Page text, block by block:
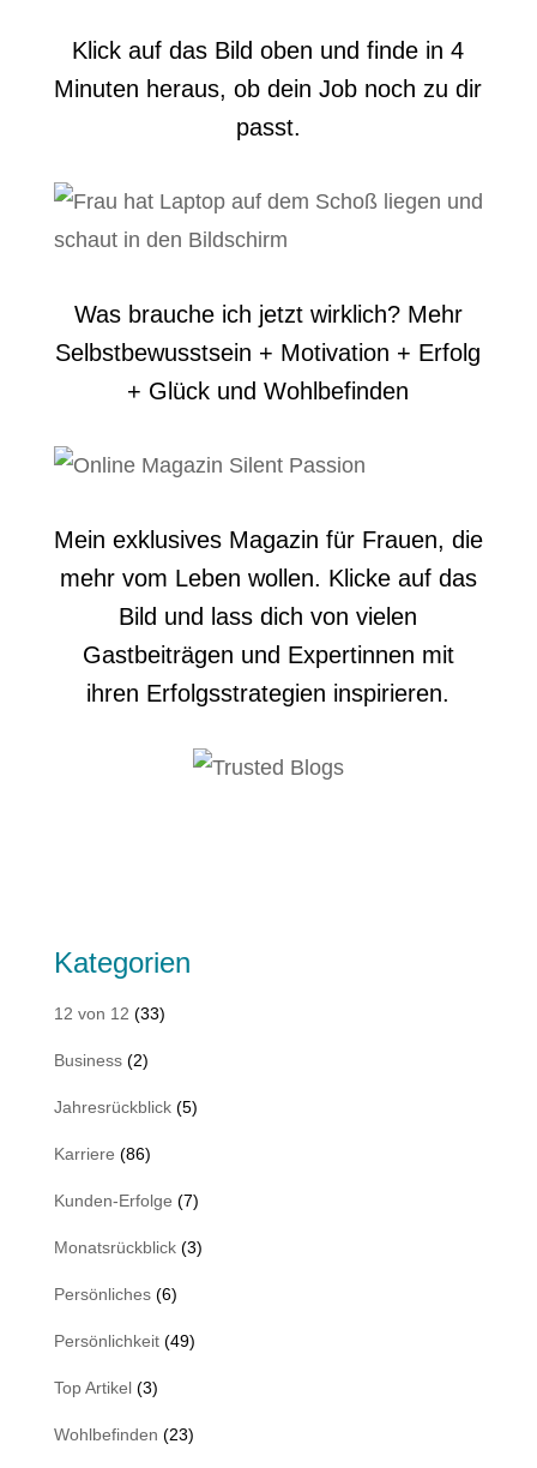
Klick auf das Bild oben und finde in 4
Minuten heraus, ob dein Job noch zu dir
passt.
Was brauche ich jetzt wirklich? Mehr
Selbstbewusstsein + Motivation + Erfolg
+ Glück und Wohlbefinden
Mein exklusives Magazin für Frauen, die
mehr vom Leben wollen. Klicke auf das
Bild und lass dich von vielen
Gastbeiträgen und Expertinnen mit
ihren Erfolgsstrategien inspirieren.
Kategorien
12 von 12 (33)
Business(2)
Jahresrückblick(5)
Karriere (86)
Kunden-Erfolge (7)
Monatsrückblick(3)
Persönliches(6)
Persönlichkeit(49)
Top Artikel(3)
Wohlbefinden (23)